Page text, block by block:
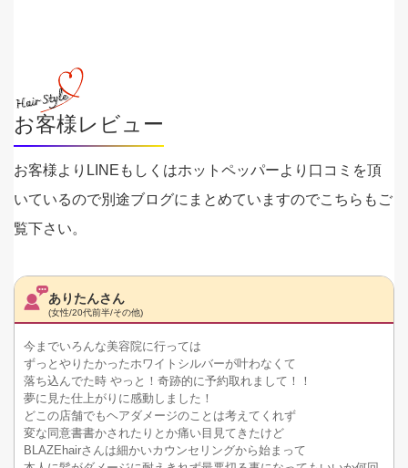
お客様レビュー
お客様よりLINEもしくはホットペッパーより口コミを頂
いているので別途ブログにまとめていますのでこちらもご
覧下さい。
ありたんさん
(女性/20代前半/その他)
今までいろんな美容院に行っては
ずっとやりたかったホワイトシルバーが叶わなくて
落ち込んでた時 やっと！奇跡的に予約取れまして！！
夢に見た仕上がりに感動しました！
どこの店舗でもヘアダメージのことは考えてくれず
変な同意書書かされたりとか痛い目見てきたけど
BLAZEhairさんは細かいカウンセリングから始まって